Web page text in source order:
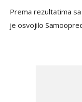
Prema rezultatima
je osvojilo